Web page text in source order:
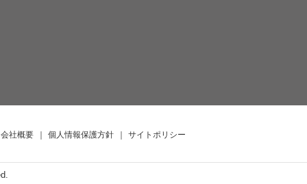
会社概要 個人情報保護方針 サイトポリシー